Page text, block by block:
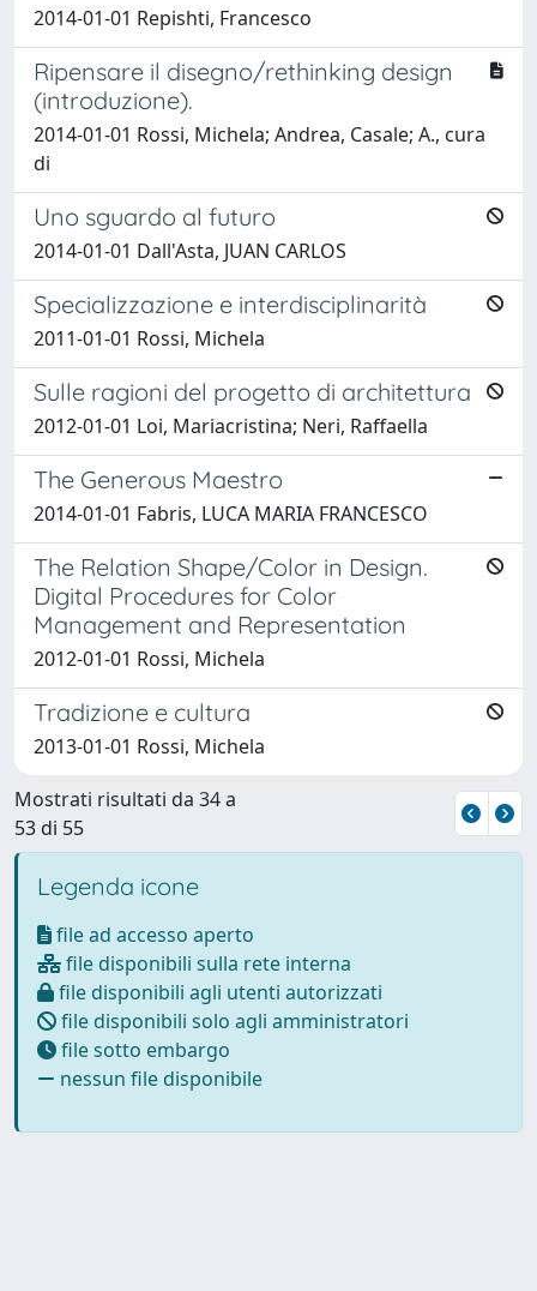
2014-01-01 Repishti, Francesco
Ripensare il disegno/rethinking design
(introduzione).
2014-01-01 Rossi, Michela; Andrea, Casale; A., cura
di
Uno sguardo al futuro
2014-01-01 Dall'Asta, JUAN CARLOS
Specializzazione e interdisciplinarità
2011-01-01 Rossi, Michela
Sulle ragioni del progetto di architettura
2012-01-01 Loi, Mariacristina; Neri, Raffaella
The Generous Maestro
2014-01-01 Fabris, LUCA MARIA FRANCESCO
The Relation Shape/Color in Design.
Digital Procedures for Color
Management and Representation
2012-01-01 Rossi, Michela
Tradizione e cultura
2013-01-01 Rossi, Michela
Mostrati risultati da 34 a
53 di 55
Legenda icone
file ad accesso aperto
file disponibili sulla rete interna
file disponibili agli utenti autorizzati
file disponibili solo agli amministratori
file sotto embargo
nessun file disponibile